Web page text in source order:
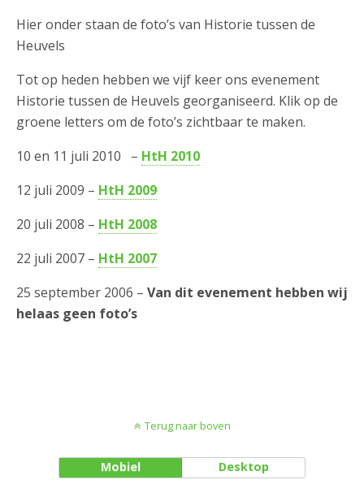
Hier onder staan de foto’s van Historie tussen de
Heuvels
Tot op heden hebben we vijf keer ons evenement
Historie tussen de Heuvels georganiseerd. Klik op de
groene letters om de foto’s zichtbaar te maken.
10 en 11 juli 2010 – HtH 2010
12 juli 2009 – HtH 2009
20 juli 2008 – HtH 2008
22 juli 2007 – HtH 2007
25 september 2006 – Van dit evenement hebben wij
helaas geen foto’s
Terug naar boven
Mobiel Desktop